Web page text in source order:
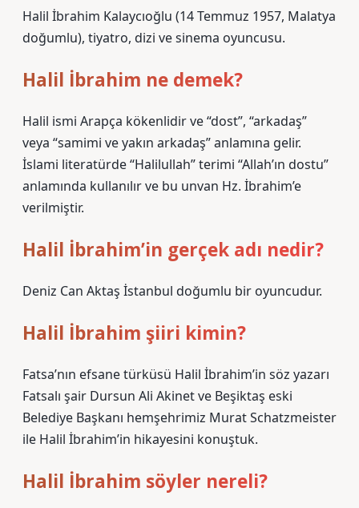
Halil İbrahim Kalaycıoğlu (14 Temmuz 1957, Malatya
doğumlu), tiyatro, dizi ve sinema oyuncusu.
Halil İbrahim ne demek?
Halil ismi Arapça kökenlidir ve “dost”, “arkadaş”
veya “samimi ve yakın arkadaş” anlamına gelir.
İslami literatürde “Halilullah” terimi “Allah’ın dostu”
anlamında kullanılır ve bu unvan Hz. İbrahim’e
verilmiştir.
Halil İbrahim’in gerçek adı nedir?
Deniz Can Aktaş İstanbul doğumlu bir oyuncudur.
Halil İbrahim şiiri kimin?
Fatsa’nın efsane türküsü Halil İbrahim’in söz yazarı
Fatsalı şair Dursun Ali Akinet ve Beşiktaş eski
Belediye Başkanı hemşehrimiz Murat Schatzmeister
ile Halil İbrahim’in hikayesini konuştuk.
Halil İbrahim söyler nereli?